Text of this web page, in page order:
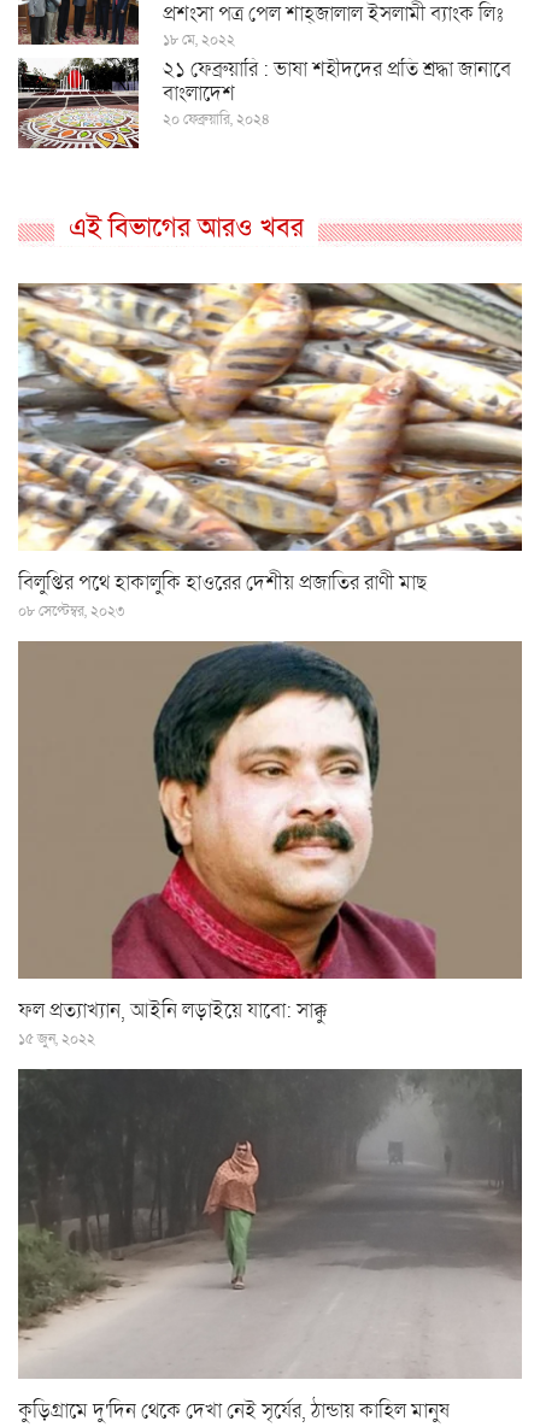
প্রশংসা পত্র পেল শাহ্জালাল ইসলামী ব্যাংক লিঃ
১৮ মে, ২০২২
২১ ফেব্রুয়ারি : ভাষা শহীদদের প্রতি শ্রদ্ধা জানাবে
বাংলাদেশ
২০ ফেব্রুয়ারি, ২০২৪
এই বিভাগের আরও খবর
বিলুপ্তির পথে হাকালুকি হাওরের দেশীয় প্রজাতির রাণী মাছ
০৮ সেপ্টেম্বর, ২০২৩
ফল প্রত্যাখ্যান, আইনি লড়াইয়ে যাবো: সাক্কু
১৫ জুন, ২০২২
কুড়িগ্রামে দু'দিন থেকে দেখা নেই সৃর্যের, ঠান্ডায় কাহিল মানুষ